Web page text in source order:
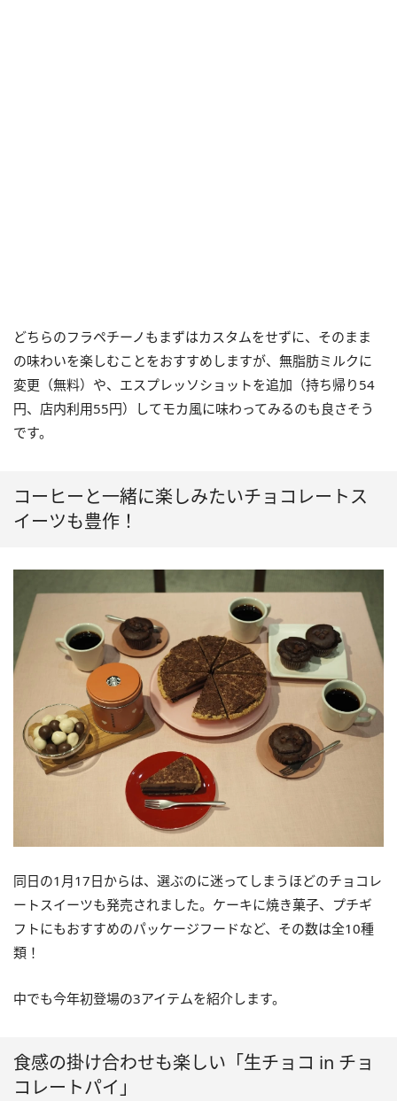
どちらのフラペチーノもまずはカスタムをせずに、そのまま
の味わいを楽しむことをおすすめしますが、無脂肪ミルクに
変更（無料）や、エスプレッソショットを追加（持ち帰り54
円、店内利用55円）してモカ風に味わってみるのも良さそう
です。
コーヒーと一緒に楽しみたいチョコレートス
イーツも豊作！
同日の1月17日からは、選ぶのに迷ってしまうほどのチョコレ
ートスイーツも発売されました。ケーキに焼き菓子、プチギ
フトにもおすすめのパッケージフードなど、その数は全10種
類！
中でも今年初登場の3アイテムを紹介します。
食感の掛け合わせも楽しい「生チョコ in チョ
コレートパイ」